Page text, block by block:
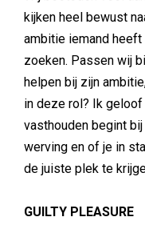
kijken heel bewust
ambitie iemand
zoeken. Passen wij
helpen bij zijn
in deze rol? Ik
vasthouden begint
werving en of je in
de juiste plek te
GUILTY PLEASURE